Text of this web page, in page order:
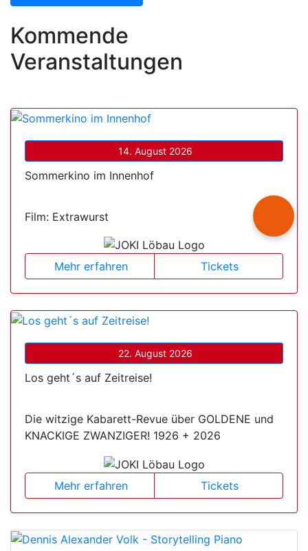
Kommende
Veranstaltungen
14. August 2026
Sommerkino im Innenhof
Film: Extrawurst
Mehr erfahren Tickets
22. August 2026
Los geht´s auf Zeitreise!
Die witzige Kabarett-Revue über GOLDENE und
KNACKIGE ZWANZIGER! 1926 + 2026
Mehr erfahren Tickets